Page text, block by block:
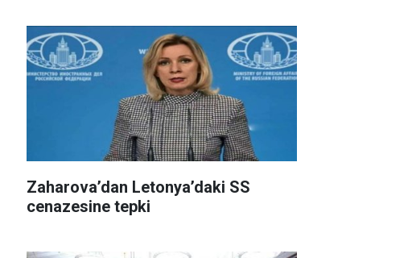
Zaharova’dan Letonya’daki SS
cenazesine tepki